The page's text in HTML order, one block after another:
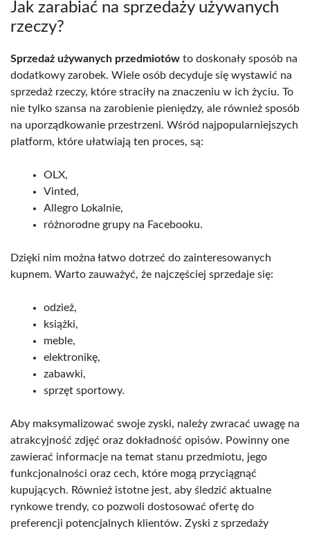
Jak zarabiać na sprzedaży używanych
rzeczy?
Sprzedaż używanych przedmiotów to doskonały sposób na
dodatkowy zarobek. Wiele osób decyduje się wystawić na
sprzedaż rzeczy, które straciły na znaczeniu w ich życiu. To
nie tylko szansa na zarobienie pieniędzy, ale również sposób
na uporządkowanie przestrzeni. Wśród najpopularniejszych
platform, które ułatwiają ten proces, są:
OLX,
Vinted,
Allegro Lokalnie,
różnorodne grupy na Facebooku.
Dzięki nim można łatwo dotrzeć do zainteresowanych
kupnem. Warto zauważyć, że najczęściej sprzedaje się:
odzież,
książki,
meble,
elektronikę,
zabawki,
sprzęt sportowy.
Aby maksymalizować swoje zyski, należy zwracać uwagę na
atrakcyjność zdjęć oraz dokładność opisów. Powinny one
zawierać informacje na temat stanu przedmiotu, jego
funkcjonalności oraz cech, które mogą przyciągnąć
kupujących. Również istotne jest, aby śledzić aktualne
rynkowe trendy, co pozwoli dostosować ofertę do
preferencji potencjalnych klientów. Zyski z sprzedaży